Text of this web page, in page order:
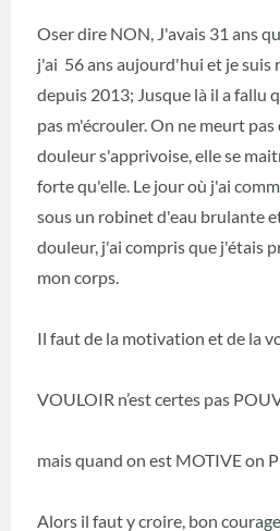
Oser dire NON, J'avais 31 ans
j'ai 56 ans aujourd'hui et je suis
depuis 2013; Jusque là il a fallu
pas m'écrouler. On ne meurt
douleur s'apprivoise, elle se
forte qu'elle. Le jour où j'ai
sous un robinet d'eau brulante
douleur, j'ai compris que j'étais
mon corps.
Il faut de la motivation et de la
VOULOIR n’est certes pas
mais quand on est MOTIVE on
Alors il faut y croire, bon